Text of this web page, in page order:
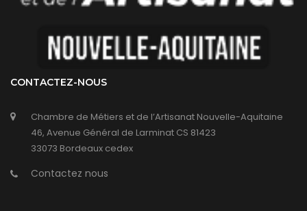
CONTACTEZ-NOUS
Chambre de Métiers et de l’Artisanat Nouvelle-Aquitaine
46, Avenue Général de Larminat CS 81423
33073 Bordeaux cedex
Contactez nous